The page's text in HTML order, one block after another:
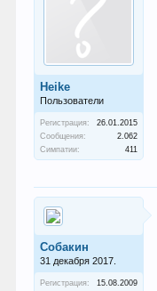
Heike
Пользователи
Регистрация:
26.01.2015
Сообщения:
2.062
Симпатии:
411
Собакин
31 декабря 2017.
Регистрация:
15.08.2009